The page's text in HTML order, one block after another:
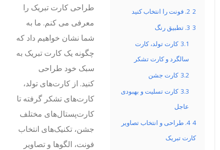
2. فونت را انتخاب کنید
3. تطبیق رنگ
3.1 کارت تولد، کارت
سالگرد و کارت تشکر
3.2 کارت جشن
3.3 کارت تسلیت و بهبودی
عاجل
4. طراحی و انتخاب تصاویر
کارت تبریک
طراحی کارت تبریک را
معرفی می کنم. ما به
شما نشان خواهیم داد که
چگونه یک کارت تبریک به
سبک خود طراحی
کنید. از کارت‌های تولد،
کارت‌های تشکر گرفته تا
کارت‌پستال‌های مختلف
جشن، تکنیک‌های انتخاب
فونت، الگوها و تصاویر